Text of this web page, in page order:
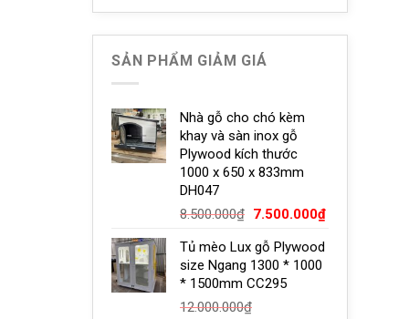
Giàu vitamin E, protein, dầu cá, collagen cá hồi,
SẢN PHẨM GIẢM GIÁ
Nhà gỗ cho chó kèm
khay và sàn inox gỗ
Plywood kích thước
1000 x 650 x 833mm
DH047
8.500.000₫ Giá
là:
8.500.000₫.
7.500.000₫Giá
Tủ mèo Lux gỗ Plywood
size Ngang 1300 * 1000
* 1500mm CC295
12.000.000₫